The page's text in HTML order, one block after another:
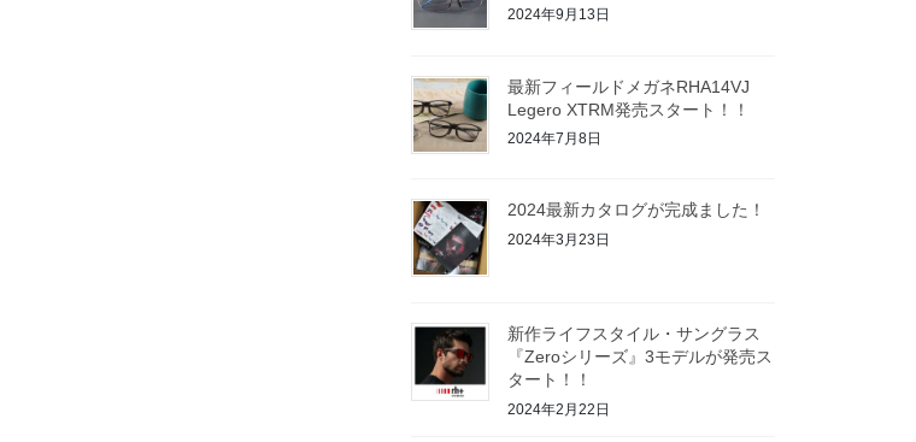
2024年9月13日
最新フィールドメガネRHA14VJ
Legero XTRM発売スタート！！
2024年7月8日
2024最新カタログが完成ました！
2024年3月23日
新作ライフスタイル・サングラス
『Zeroシリーズ』3モデルが発売ス
タート！！
2024年2月22日